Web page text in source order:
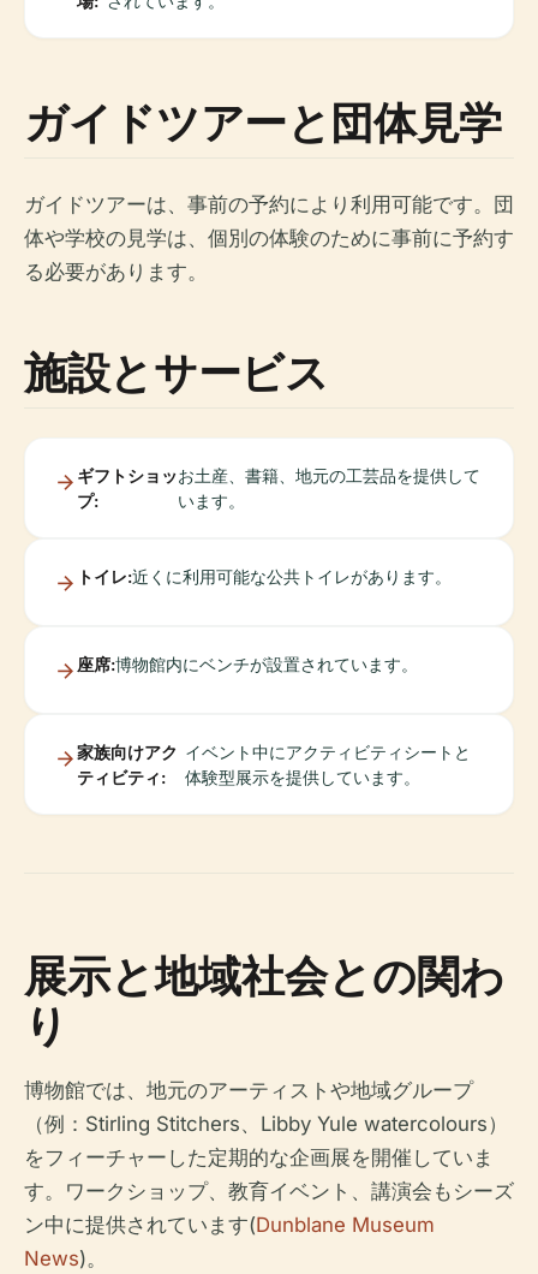
ガイドツアーと団体見学
ガイドツアーは、事前の予約により利用可能です。団
体や学校の見学は、個別の体験のために事前に予約す
る必要があります。
施設とサービス
ギフトショッ
プ:
お土産、書籍、地元の工芸品を提供して
います。
トイレ:近くに利用可能な公共トイレがあります。
座席:博物館内にベンチが設置されています。
家族向けアク
ティビティ:
イベント中にアクティビティシートと
体験型展示を提供しています。
展示と地域社会との関わ
り
博物館では、地元のアーティストや地域グループ
（例：Stirling Stitchers、Libby Yule watercolours）
をフィーチャーした定期的な企画展を開催していま
す。ワークショップ、教育イベント、講演会もシーズ
ン中に提供されています(Dunblane Museum
News)。